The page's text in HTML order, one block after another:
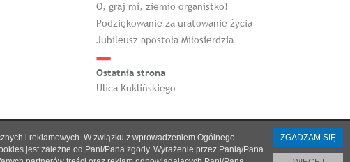
O, graj mi, ziemio organistko!
Podziękowanie za uratowanie życia
Jubileusz apostoła Miłosierdzia
Ostatnia strona
Ulica Kuklińskiego
i reklamowych. W związku z wprowadzeniem Ogólnego
jest zależne od Pani/Pana zgody. Wyrażenie przez Panią/Pana
ZGADZAM SIĘ